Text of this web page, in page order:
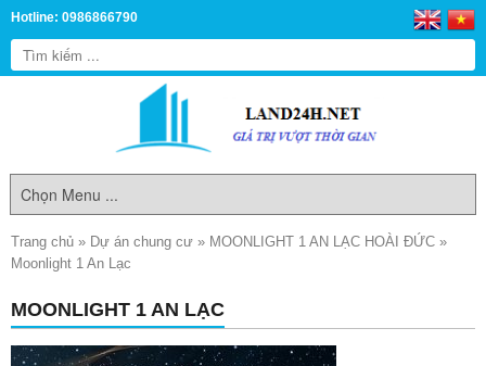
Hotline: 0986866790
Trang chủ » Dự án chung cư » MOONLIGHT 1 AN LẠC HOÀI ĐỨC »
Moonlight 1 An Lạc
MOONLIGHT 1 AN LẠC